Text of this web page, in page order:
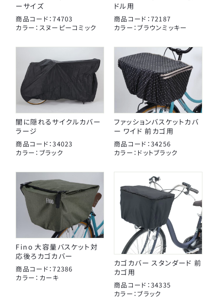
ーサイズ
商品コード：74703
カラー：スヌーピーコミック
ドル用
商品コード：72187
カラー：ブラウンミッキー
闇に隠れるサイクルカバー
ラージ
商品コード：34023
カラー：ブラック
ファッションバスケットカバ
ー ワイド 前カゴ用
商品コード：34256
カラー：ドットブラック
Fino 大容量バスケット対
応後ろカゴカバー
商品コード：72386
カラー：カーキ
カゴカバー スタンダード 前
カゴ用
商品コード：34335
カラー：ブラック